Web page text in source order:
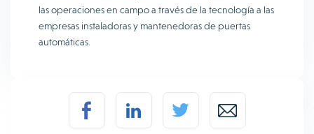
las operaciones en campo a través de la tecnología a las
empresas instaladoras y mantenedoras de puertas
automáticas.